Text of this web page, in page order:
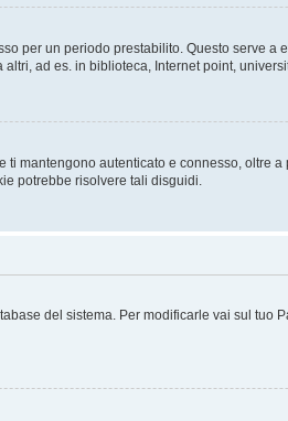
per un periodo prestabilito. Questo serve
ad es. in biblioteca, Internet point,
mantengono autenticato e connesso,
potrebbe risolvere tali disguidi.
del sistema. Per modificarle vai sul